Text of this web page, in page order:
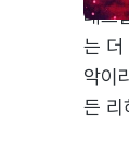
레드
는 더
악이
든 리